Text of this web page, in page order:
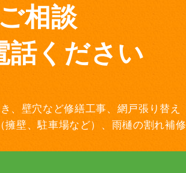
相談
話ください
、壁穴など修繕工事、網戸張り替え
壁、駐車場など）、雨樋の割れ補修